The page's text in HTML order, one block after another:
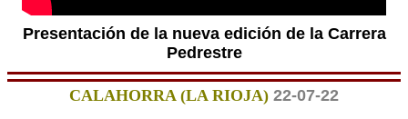
Presentación de la nueva edición de la Carrera
Pedrestre
CALAHORRA (LA RIOJA) 22-07-22